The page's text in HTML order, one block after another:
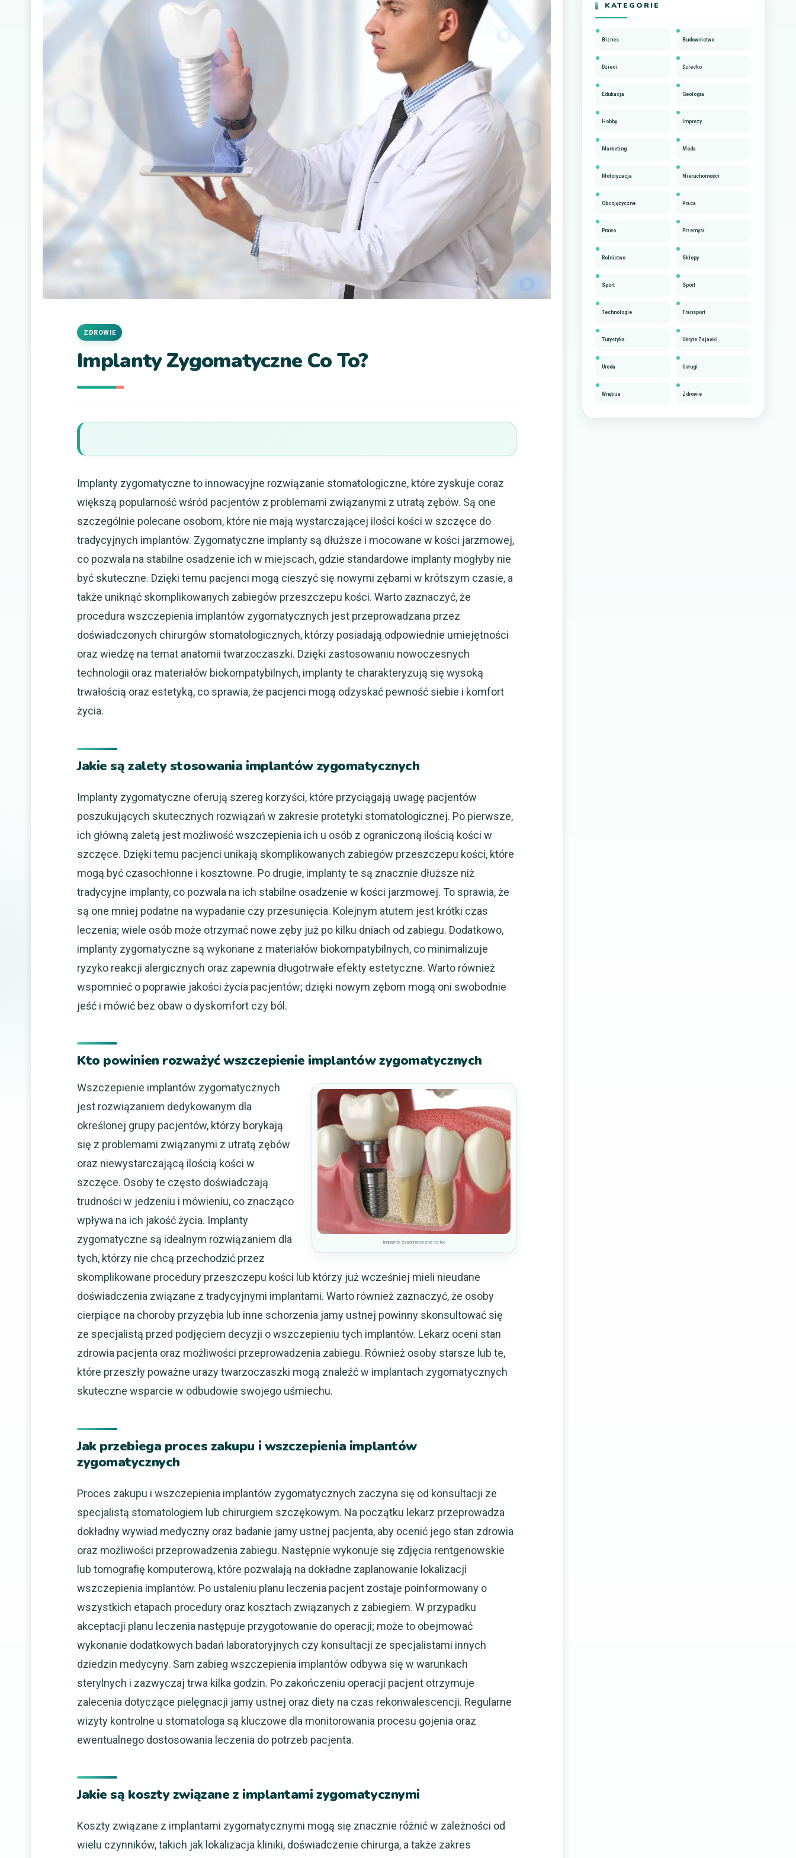
Implanty Zygomatyczne Co To?
ZDROWIE
Implanty zygomatyczne to innowacyjne rozwiązanie stomatologiczne, które zyskuje coraz
większą popularność wśród pacjentów z problemami związanymi z utratą zębów. Są one
szczególnie polecane osobom, które nie mają wystarczającej ilości kości w szczęce do
tradycyjnych implantów. Zygomatyczne implanty są dłuższe i mocowane w kości jarzmowej,
co pozwala na stabilne osadzenie ich w miejscach, gdzie standardowe implanty mogłyby nie
być skuteczne. Dzięki temu pacjenci mogą cieszyć się nowymi zębami w krótszym czasie, a
także uniknąć skomplikowanych zabiegów przeszczepu kości. Warto zaznaczyć, że
procedura wszczepienia implantów zygomatycznych jest przeprowadzana przez
doświadczonych chirurgów stomatologicznych, którzy posiadają odpowiednie umiejętności
oraz wiedzę na temat anatomii twarzoczaszki. Dzięki zastosowaniu nowoczesnych
technologii oraz materiałów biokompatybilnych, implanty te charakteryzują się wysoką
trwałością oraz estetyką, co sprawia, że pacjenci mogą odzyskać pewność siebie i komfort
życia.
Jakie są zalety stosowania implantów zygomatycznych
Implanty zygomatyczne oferują szereg korzyści, które przyciągają uwagę pacjentów
poszukujących skutecznych rozwiązań w zakresie protetyki stomatologicznej. Po pierwsze,
ich główną zaletą jest możliwość wszczepienia ich u osób z ograniczoną ilością kości w
szczęce. Dzięki temu pacjenci unikają skomplikowanych zabiegów przeszczepu kości, które
mogą być czasochłonne i kosztowne. Po drugie, implanty te są znacznie dłuższe niż
tradycyjne implanty, co pozwala na ich stabilne osadzenie w kości jarzmowej. To sprawia, że
są one mniej podatne na wypadanie czy przesunięcia. Kolejnym atutem jest krótki czas
leczenia; wiele osób może otrzymać nowe zęby już po kilku dniach od zabiegu. Dodatkowo,
implanty zygomatyczne są wykonane z materiałów biokompatybilnych, co minimalizuje
ryzyko reakcji alergicznych oraz zapewnia długotrwałe efekty estetyczne. Warto również
wspomnieć o poprawie jakości życia pacjentów; dzięki nowym zębom mogą oni swobodnie
jeść i mówić bez obaw o dyskomfort czy ból.
Kto powinien rozważyć wszczepienie implantów zygomatycznych
Implanty zygomatyczne co to?
Wszczepienie implantów zygomatycznych
jest rozwiązaniem dedykowanym dla
określonej grupy pacjentów, którzy borykają
się z problemami związanymi z utratą zębów
oraz niewystarczającą ilością kości w
szczęce. Osoby te często doświadczają
trudności w jedzeniu i mówieniu, co znacząco
wpływa na ich jakość życia. Implanty
zygomatyczne są idealnym rozwiązaniem dla
tych, którzy nie chcą przechodzić przez
skomplikowane procedury przeszczepu kości lub którzy już wcześniej mieli nieudane
doświadczenia związane z tradycyjnymi implantami. Warto również zaznaczyć, że osoby
cierpiące na choroby przyzębia lub inne schorzenia jamy ustnej powinny skonsultować się
ze specjalistą przed podjęciem decyzji o wszczepieniu tych implantów. Lekarz oceni stan
zdrowia pacjenta oraz możliwości przeprowadzenia zabiegu. Również osoby starsze lub te,
które przeszły poważne urazy twarzoczaszki mogą znaleźć w implantach zygomatycznych
skuteczne wsparcie w odbudowie swojego uśmiechu.
Jak przebiega proces zakupu i wszczepienia implantów
zygomatycznych
Proces zakupu i wszczepienia implantów zygomatycznych zaczyna się od konsultacji ze
specjalistą stomatologiem lub chirurgiem szczękowym. Na początku lekarz przeprowadza
dokładny wywiad medyczny oraz badanie jamy ustnej pacjenta, aby ocenić jego stan zdrowia
oraz możliwości przeprowadzenia zabiegu. Następnie wykonuje się zdjęcia rentgenowskie
lub tomografię komputerową, które pozwalają na dokładne zaplanowanie lokalizacji
wszczepienia implantów. Po ustaleniu planu leczenia pacjent zostaje poinformowany o
wszystkich etapach procedury oraz kosztach związanych z zabiegiem. W przypadku
akceptacji planu leczenia następuje przygotowanie do operacji; może to obejmować
wykonanie dodatkowych badań laboratoryjnych czy konsultacji ze specjalistami innych
dziedzin medycyny. Sam zabieg wszczepienia implantów odbywa się w warunkach
sterylnych i zazwyczaj trwa kilka godzin. Po zakończeniu operacji pacjent otrzymuje
zalecenia dotyczące pielęgnacji jamy ustnej oraz diety na czas rekonwalescencji. Regularne
wizyty kontrolne u stomatologa są kluczowe dla monitorowania procesu gojenia oraz
ewentualnego dostosowania leczenia do potrzeb pacjenta.
Jakie są koszty związane z implantami zygomatycznymi
Koszty związane z implantami zygomatycznymi mogą się znacznie różnić w zależności od
wielu czynników, takich jak lokalizacja kliniki, doświadczenie chirurga, a także zakres
KATEGORIE
Biznes Budownictwo
Dzieci Dziecko
Edukacja Geologia
Hobby Imprezy
Marketing Moda
Motoryzacja Nieruchomości
Obcojęzyczne Praca
Prawo Przemysł
Rolnictwo Sklepy
Sport Sport
Technologie Transport
Turystyka Ukryte Zajawki
Uroda Usługi
Wnętrza Zdrowie